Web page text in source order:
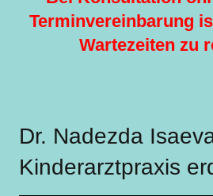
Dr. Nadezda
Kinderarztpraxis